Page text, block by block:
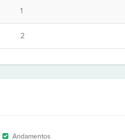
1
2
Andamentos